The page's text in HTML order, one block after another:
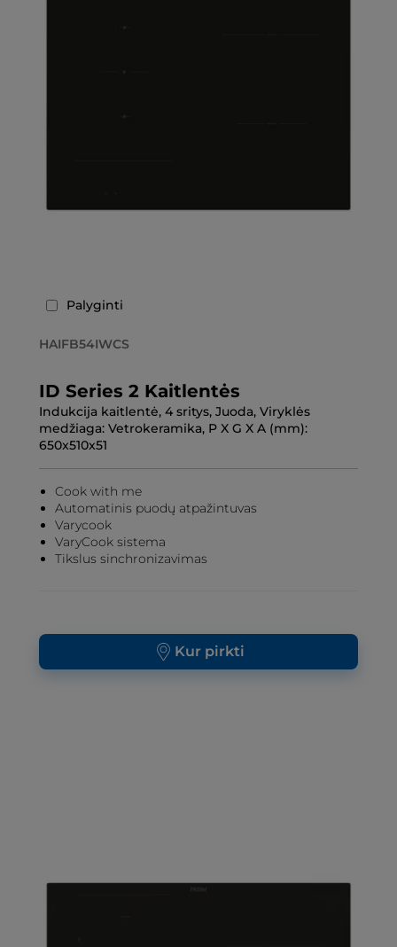
Palyginti
HAIFB54IWCS
ID Series 2 Kaitlentės
Indukcija kaitlentė, 4 sritys, Juoda, Viryklės
medžiaga: Vetrokeramika, P X G X A (mm):
650x510x51
Cook with me
Automatinis puodų atpažintuvas
Varycook
VaryCook sistema
Tikslus sinchronizavimas
Kur pirkti